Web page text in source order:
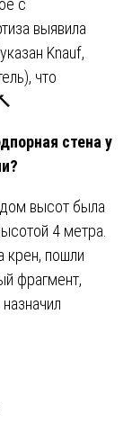
с
выявила
Knauf,
что
стена у
высот была
4 метра.
крен, пошли
фрагмент,